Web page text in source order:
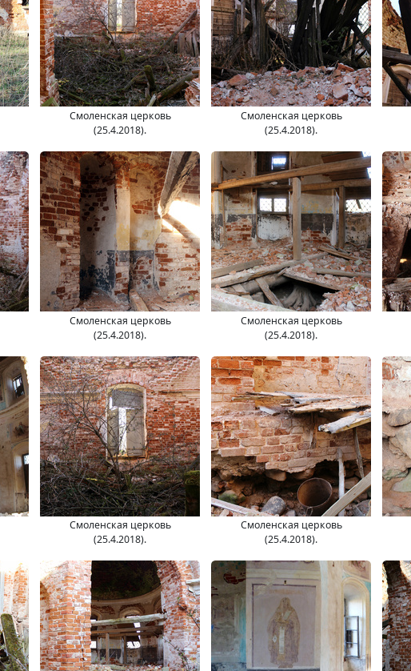
Смоленская церковь
(25.4.2018).
Смоленская церковь
(25.4.2018).
Смоленская церковь
(25.4.2018).
Смоленская церковь
(25.4.2018).
Смоленская церковь
(25.4.2018).
Смоленская церковь
(25.4.2018).